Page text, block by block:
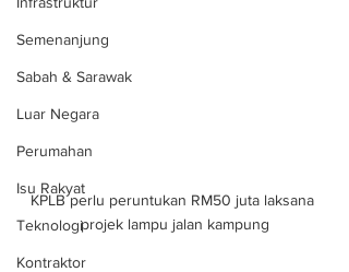
Semenanjung
Sabah & Sarawak
Luar Negara
Perumahan
Isu Rakyat
Teknologi
Kontraktor
KPLB perlu peruntukan RM50 juta laksana
projek lampu jalan kampung